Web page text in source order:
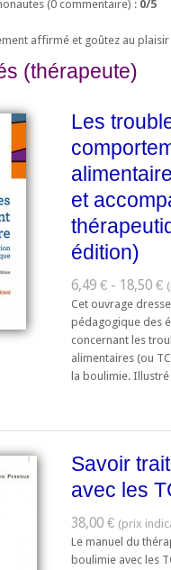
(0 commentaire) : 0/5
affirmé et goûtez au plaisir
(thérapeute)
Les
et
édition)
6,49 € - 18,50 €
Cet ouvrage
pédagogique des
concernant les
alimentaires (ou
la boulimie. Illustré
Savoir
avec les
38,00 €
Le manuel du
boulimie avec les